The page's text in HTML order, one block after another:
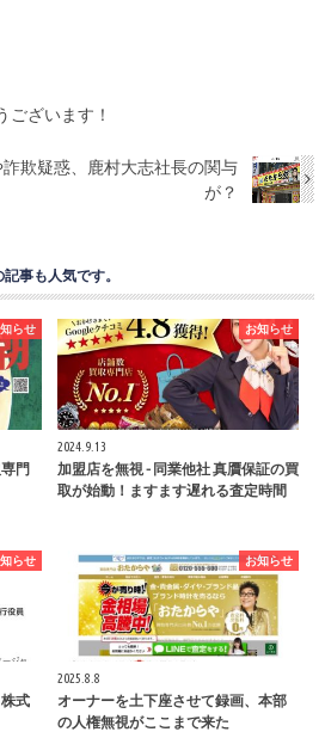
ございます！
欺疑惑、鹿村大志社長の関与
が？
事も人気です。
らせ
門
お知らせ
2024.9.13
加盟店を無視 - 同業他社 真贋保証の買
取が始動！ますます遅れる査定時間
らせ
式
お知らせ
2025.8.8
オーナーを土下座させて録画、本部
の人権無視がここまで来た